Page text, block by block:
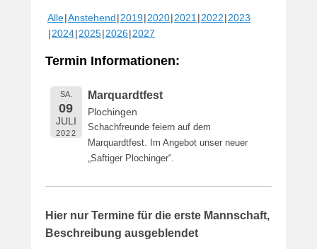
n
M
i
Alle Anstehend 2019 2020 2021 2022 2023
2024 2025 2026 2027
Termin Informationen:
SA.
09
JULI
2022
Marquardtfest
Plochingen
Schachfreunde feiern auf dem
Marquardtfest. Im Angebot unser neuer
„Saftiger Plochinger“.
Hier nur Termine für die erste Mannschaft,
Beschreibung ausgeblendet